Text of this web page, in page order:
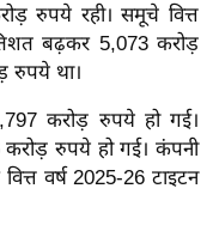
रुपये रही। समूचे वित्त
बढ़कर 5,073 करोड़
रुपये था।
करोड़ रुपये हो गई।
रुपये हो गई। कंपनी
वर्ष 2025-26 टाइटन